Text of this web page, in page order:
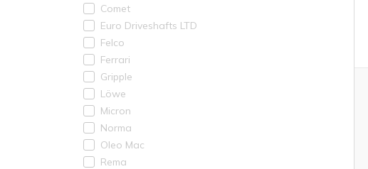
Comet
Euro Driveshafts LTD
Felco
Ferrari
Gripple
Löwe
Micron
Norma
Oleo Mac
Rema